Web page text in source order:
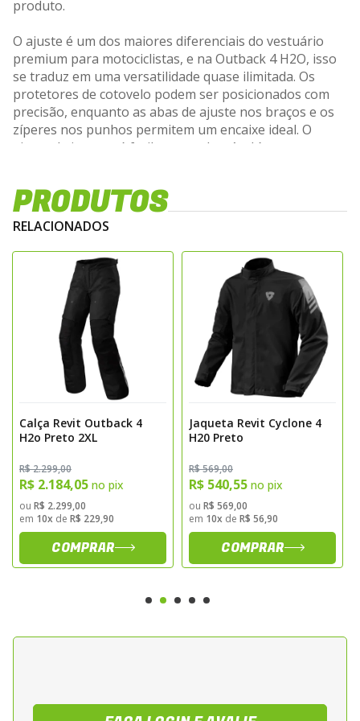
produto.
O ajuste é um dos maiores diferenciais do vestuário
premium para motociclistas, e na Outback 4 H2O, isso
se traduz em uma versatilidade quase ilimitada. Os
protetores de cotovelo podem ser posicionados com
precisão, enquanto as abas de ajuste nos braços e os
zíperes nos punhos permitem um encaixe ideal. O
ajuste da jaqueta é facilmente adaptável às suas
necessário. E o colarinho Flexisnap torna o ajuste da
circunferência do pescoço mais rápido e fácil,
permitindo que você adicione uma gola corta-vento ou
deixe a brisa entrar em dias mais quentes.
Características Técnicas:
Ajustabilidade Quase Ilimitada: Personalize o ajuste
para um conforto ideal em todas as condições.
Zíperes de Ventilação: Controle o fluxo de ar e gerencie
a temperatura com facilidade.
Abas e Zíperes Ajustáveis: Ajuste preciso no braço,
Colarinho Flexisnap: Ajuste rápido da circunferência
Detalhes Refletores: Aumenta sua visibilidade para
maior segurança em condições de baixa luminosidade.
Conexão para Protetores de Costas e Peito Opcionais:
Para um nível extra de proteção, quando necessário.
Materiais e Durabilidade:
condições mais exigentes do adventure riding.
necessária sem sacrificar o conforto.
PRODUTOS
RELACIONADOS
Calça Revit Outback 4
H2o Preto 2XL
R$ 2.299,00
R$ 2.184,05 no pix
ou R$ 2.299,00
em 10x de R$ 229,90
COMPRAR
Jaqueta Revit Cyclone 4
H20 Preto
R$ 569,00
R$ 540,55 no pix
ou R$ 569,00
em 10x de R$ 56,90
COMPRAR